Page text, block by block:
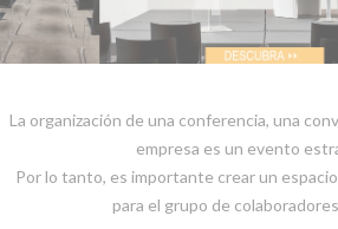
La organización de una conferencia, una
empresa es un evento
Por lo tanto, es importante crear un
para el grupo de